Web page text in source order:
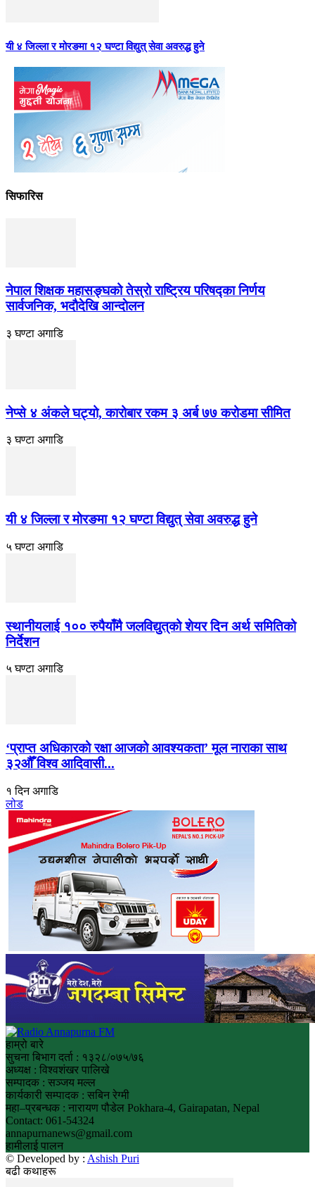
यी ४ जिल्ला र मोरङमा १२ घण्टा विद्युत् सेवा अवरुद्ध हुने
सिफारिस
नेपाल शिक्षक महासङ्घको तेस्रो राष्ट्रिय परिषद्का निर्णय
सार्वजनिक, भदाैदेखि आन्दाेलन
३ घण्टा अगाडि
नेप्से ४ अंकले घट्यो, कारोबार रकम ३ अर्ब ७७ करोडमा सीमित
३ घण्टा अगाडि
यी ४ जिल्ला र मोरङमा १२ घण्टा विद्युत् सेवा अवरुद्ध हुने
५ घण्टा अगाडि
स्थानीयलाई १०० रुपैयाँमै जलविद्युत्‌को शेयर दिन अर्थ समितिको
निर्देशन
५ घण्टा अगाडि
‘प्राप्त अधिकारको रक्षा आजको आवश्यकता’ मूल नाराका साथ
३२औँ विश्व आदिवासी...
१ दिन अगाडि
लोड
हाम्रो बारे
सुचना बिभाग दर्ता : १३२८/०७५/७६
अध्यक्ष : विश्वशंखर पालिखे
सम्पादक : सञ्जय मल्ल
कार्यकारी सम्पादक : सबिन रेग्मी
महा–प्रबन्धक : नारायण पौडेल Pokhara-4, Gairapatan, Nepal
Contact: 061-54324
annapurnanews@gmail.com
हामीलाई पालन
© Developed by : Ashish Puri
बढी कथाहरू